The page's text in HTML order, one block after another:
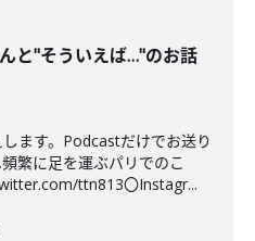
と"そういえば…"のお話
ます。Podcastだけでお送り
繁に足を運ぶパリでのこ
ttn813〇Instagr...